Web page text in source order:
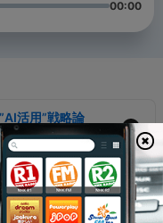
vs 未来のない仕事を
・制作：コウ株式会社
00:00
活用”戦略論
を拡張する戦略論